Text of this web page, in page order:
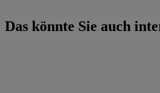
Das könnte Sie auch